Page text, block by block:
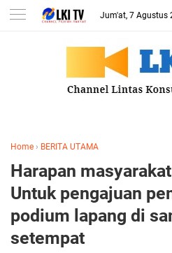
Jum'at, 7 Agustus
Home › BERITA UTAMA
Harapan
Untuk pengajuan
podium lapang di
setempat